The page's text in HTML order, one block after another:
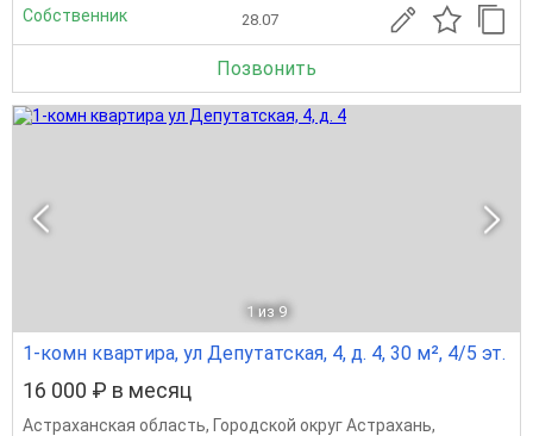
Собственник 28.07
Позвонить
1 из 9
1-комн квартира, ул Депутатская, 4, д. 4, 30 м², 4/5 эт.
16 000 ₽ в месяц
Астраханская область, Городской округ Астрахань,